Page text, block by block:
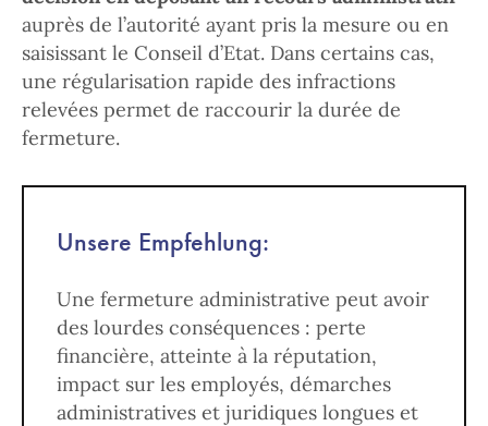
auprès de l’autorité ayant pris la mesure ou en
saisissant le Conseil d’Etat. Dans certains cas,
une régularisation rapide des infractions
relevées permet de raccourir la durée de
fermeture.
Unsere Empfehlung:
Une fermeture administrative peut avoir
des lourdes conséquences : perte
financière, atteinte à la réputation,
impact sur les employés, démarches
administratives et juridiques longues et